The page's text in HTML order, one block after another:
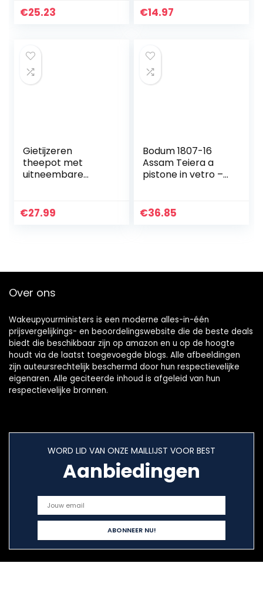
theezeef, kan,
€25.23
doorzichtige
€14.97
Gietijzeren
theepot met
uitneembare
liter, blauw
€27.99
Bodum 1807-16
Assam Teiera a
pistone in vetro –
inossidabile, 0,5 L
€36.85
Over ons
Wakeupyourministers is een moderne alles-in-één
prijsvergelijkings- en beoordelingswebsite die de beste deals
biedt die beschikbaar zijn op amazon en u op de hoogte
houdt via de laatst toegevoegde blogs. Alle afbeeldingen
zijn auteursrechtelijk beschermd door hun respectievelijke
eigenaren. Alle geciteerde inhoud is afgeleid van hun
respectievelijke bronnen.
WORD LID VAN ONZE MAILLIJST VOOR BEST
Aanbiedingen